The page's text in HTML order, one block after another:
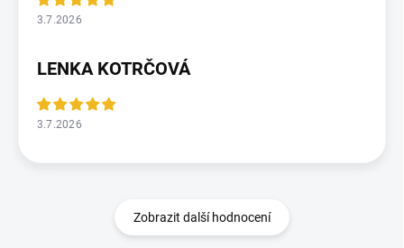
3.7.2026
LENKA KOTRČOVÁ
3.7.2026
Zobrazit další hodnocení